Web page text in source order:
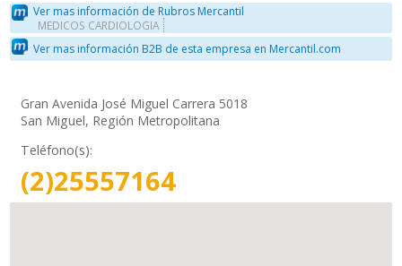
Ver mas información de Rubros Mercantil
MEDICOS CARDIOLOGIA
Ver mas información B2B de esta empresa en Mercantil.com
Gran Avenida José Miguel Carrera 5018
San Miguel, Región Metropolitana
Teléfono(s):
(2)25557164